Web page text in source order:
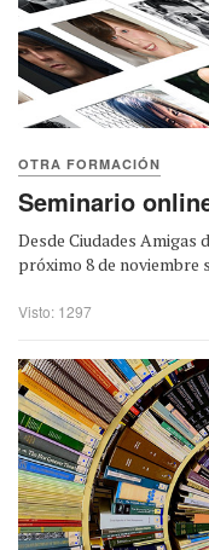
OTRA FORMACIÓN
Seminario
Desde Ciudades Amigas
próximo 8 de noviembre
Visto: 1297